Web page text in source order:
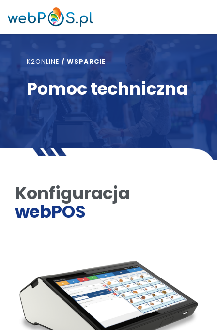
K2ONLINE/WSPARCIE
Pomoc techniczna
Konfiguracja
webPOS